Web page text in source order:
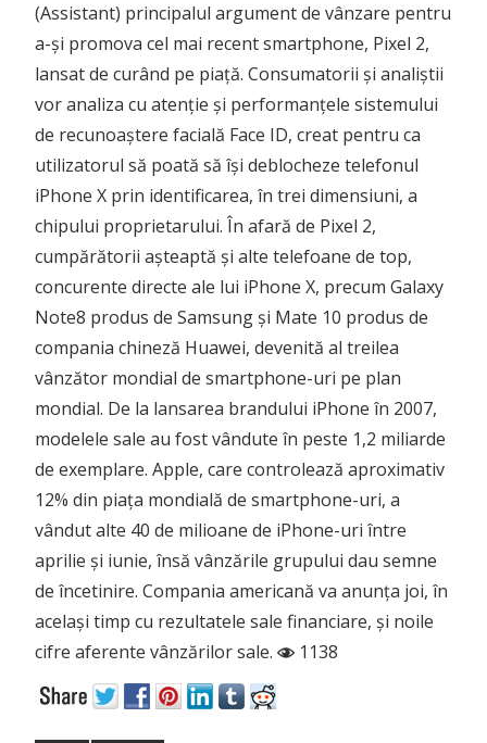
(Assistant) principalul argument de vânzare pentru
a-și promova cel mai recent smartphone, Pixel 2,
lansat de curând pe piață. Consumatorii și analiștii
vor analiza cu atenție și performanțele sistemului
de recunoaștere facială Face ID, creat pentru ca
utilizatorul să poată să își deblocheze telefonul
iPhone X prin identificarea, în trei dimensiuni, a
chipului proprietarului. În afară de Pixel 2,
cumpărătorii așteaptă și alte telefoane de top,
concurente directe ale lui iPhone X, precum Galaxy
Note8 produs de Samsung și Mate 10 produs de
compania chineză Huawei, devenită al treilea
vânzător mondial de smartphone-uri pe plan
mondial. De la lansarea brandului iPhone în 2007,
modelele sale au fost vândute în peste 1,2 miliarde
de exemplare. Apple, care controlează aproximativ
12% din piața mondială de smartphone-uri, a
vândut alte 40 de milioane de iPhone-uri între
aprilie și iunie, însă vânzările grupului dau semne
de încetinire. Compania americană va anunța joi, în
același timp cu rezultatele sale financiare, și noile
cifre aferente vânzărilor sale.
1138